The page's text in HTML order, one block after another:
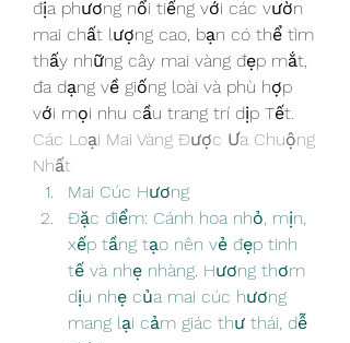
địa phương nổi tiếng với các vườn
mai chất lượng cao, bạn có thể tìm
thấy những cây mai vàng đẹp mắt,
đa dạng về giống loài và phù hợp
với mọi nhu cầu trang trí dịp Tết.
Các Loại Mai Vàng Được Ưa Chuộng
Nhất
Mai Cúc Hương
Đặc điểm: Cánh hoa nhỏ, mịn,
xếp tầng tạo nên vẻ đẹp tinh
tế và nhẹ nhàng. Hương thơm
dịu nhẹ của mai cúc hương
mang lại cảm giác thư thái, dễ